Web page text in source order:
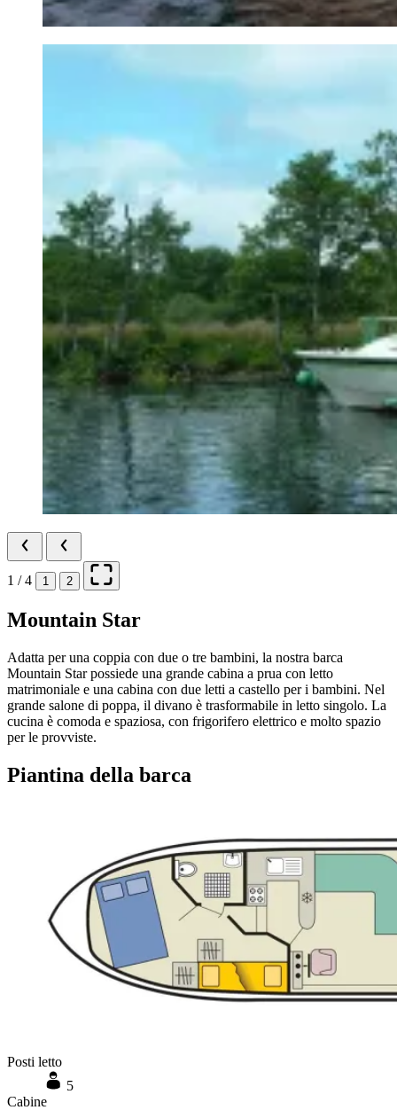
1 / 4 1 2
Mountain Star
Adatta per una coppia con due o tre bambini, la nostra barca
Mountain Star possiede una grande cabina a prua con letto
matrimoniale e una cabina con due letti a castello per i bambini. Nel
grande salone di poppa, il divano è trasformabile in letto singolo. La
cucina è comoda e spaziosa, con frigorifero elettrico e molto spazio
per le provviste.
Piantina della barca
Posti letto
5
Cabine